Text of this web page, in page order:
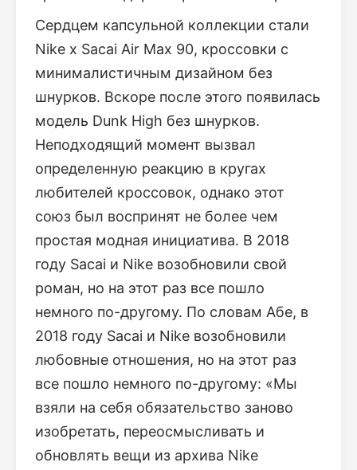
Сердцем капсульной коллекции стали
Nike x Sacai Air Max 90, кроссовки с
минималистичным дизайном без
шнурков. Вскоре после этого появилась
модель Dunk High без шнурков.
Неподходящий момент вызвал
определенную реакцию в кругах
любителей кроссовок, однако этот
союз был воспринят не более чем
простая модная инициатива. В 2018
году Sacai и Nike возобновили свой
роман, но на этот раз все пошло
немного по-другому. По словам Абе, в
2018 году Sacai и Nike возобновили
любовные отношения, но на этот раз
все пошло немного по-другому: «Мы
взяли на себя обязательство заново
изобретать, переосмысливать и
обновлять вещи из архива Nike